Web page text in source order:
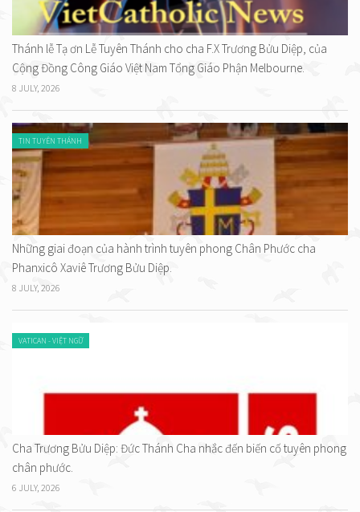
Thánh lễ Tạ ơn Lễ Tuyên Thánh cho cha F.X Trương Bửu Diệp, của
Cộng Đồng Công Giáo Việt Nam Tổng Giáo Phận Melbourne.
8 JULY, 2026
TIN TUYÊN THÁNH
Những giai đoạn của hành trình tuyên phong Chân Phước cha
Phanxicô Xaviê Trương Bửu Diệp.
8 JULY, 2026
VATICAN - VIỆT NGỮ
Cha Trương Bửu Diệp: Đức Thánh Cha nhắc đến biến cố tuyên phong
chân phước.
6 JULY, 2026